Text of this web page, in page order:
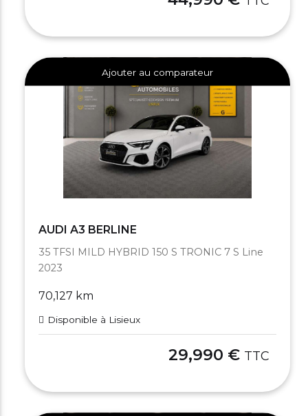
Ajouter au comparateur
AUDI A3 BERLINE
35 TFSI MILD HYBRID 150 S TRONIC 7 S Line
2023
70,127 km
Disponible à Lisieux
29,990 € TTC